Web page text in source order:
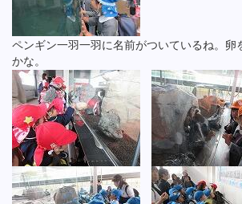
ペンギン一羽一羽に名前がついているね。卵
かな。